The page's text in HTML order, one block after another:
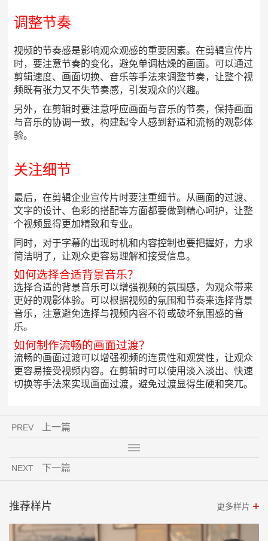
调整节奏
视频的节奏感是影响观众观感的重要因素。在剪辑宣传片
时，要注意节奏的变化，避免单调枯燥的画面。可以通过
剪辑速度、画面切换、音乐等手法来调整节奏，让整个视
频既有张力又不失节奏感，引发观众的兴趣。
另外，在剪辑时要注意呼应画面与音乐的节奏，保持画面
与音乐的协调一致，构建起令人感到舒适和流畅的观影体
验。
关注细节
最后，在剪辑企业宣传片时要注重细节。从画面的过渡、
文字的设计、色彩的搭配等方面都要做到精心呵护，让整
个视频显得更加精致和专业。
同时，对于字幕的出现时机和内容控制也要把握好，力求
简洁明了，让观众更容易理解和接受信息。
如何选择合适背景音乐？
选择合适的背景音乐可以增强视频的氛围感，为观众带来
更好的观影体验。可以根据视频的氛围和节奏来选择背景
音乐，注意避免选择与视频内容不符或破坏氛围感的音
乐。
如何制作流畅的画面过渡？
流畅的画面过渡可以增强视频的连贯性和观赏性，让观众
更容易接受视频内容。在剪辑时可以使用淡入淡出、快速
切换等手法来实现画面过渡，避免过渡显得生硬和突兀。
PREV 上一篇
NEXT 下一篇
推荐样片 更多样片